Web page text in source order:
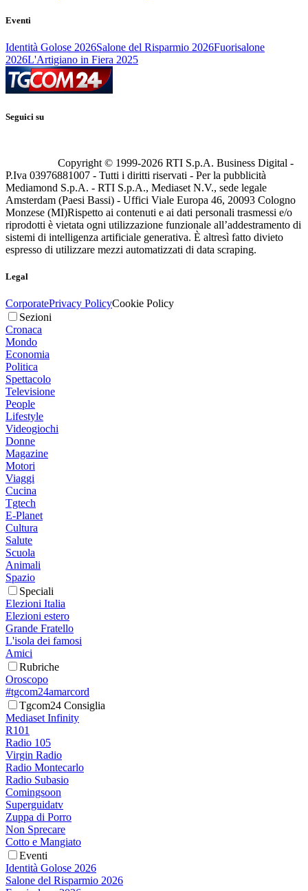
Eventi
Identità Golose 2026Salone del Risparmio 2026Fuorisalone
2026L'Artigiano in Fiera 2025
Seguici su
Copyright © 1999-2026 RTI S.p.A. Business Digital -
P.Iva 03976881007 - Tutti i diritti riservati - Per la pubblicità
Mediamond S.p.A. - RTI S.p.A., Mediaset N.V., sede legale
Amsterdam (Paesi Bassi) - Uffici Viale Europa 46, 20093 Cologno
Monzese (MI)Rispetto ai contenuti e ai dati personali trasmessi e/o
riprodotti è vietata ogni utilizzazione funzionale all’addestramento di
sistemi di intelligenza artificiale generativa. È altresì fatto divieto
espresso di utilizzare mezzi automatizzati di data scraping.
Legal
CorporatePrivacy PolicyCookie Policy
Sezioni
Cronaca
Mondo
Economia
Politica
Spettacolo
Televisione
People
Lifestyle
Videogiochi
Donne
Magazine
Motori
Viaggi
Cucina
Tgtech
E-Planet
Cultura
Salute
Scuola
Animali
Spazio
Speciali
Elezioni Italia
Elezioni estero
Grande Fratello
L'isola dei famosi
Amici
Rubriche
Oroscopo
#tgcom24amarcord
Tgcom24 Consiglia
Mediaset Infinity
R101
Radio 105
Virgin Radio
Radio Montecarlo
Radio Subasio
Comingsoon
Superguidatv
Zuppa di Porro
Non Sprecare
Cotto e Mangiato
Eventi
Identità Golose 2026
Salone del Risparmio 2026